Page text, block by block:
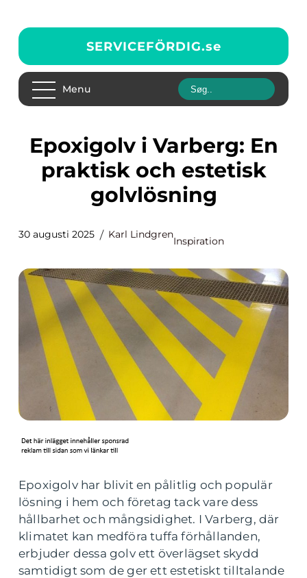
SERVICEFÖRDIG.se
Menu
Epoxigolv i Varberg: En
praktisk och estetisk
golvlösning
30 augusti 2025 Karl Lindgren
Inspiration
Epoxigolv har blivit en pålitlig och populär
lösning i hem och företag tack vare dess
hållbarhet och mångsidighet. I Varberg, där
klimatet kan medföra tuffa förhållanden,
erbjuder dessa golv ett överlägset skydd
samtidigt som de ger ett estetiskt tilltalande